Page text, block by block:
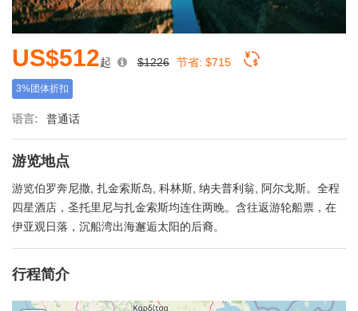
US$512起 $1226 节省: $715
3%团体折扣
语言: 普通话
游览地点
游览伯罗奔尼撒, 扎金索斯岛, 科林斯, 纳夫普利翁, 阿尔戈斯。全程
四星酒店，圣托里尼与扎金索斯均连住两晚。含往返游轮船票，在
伊亚观日落，沉船湾出海邂逅太阳的后裔。
行程简介